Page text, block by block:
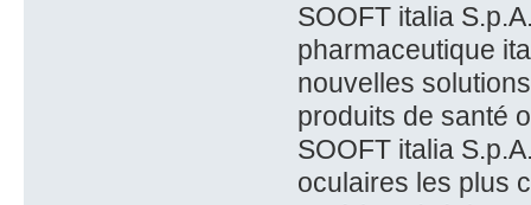
SOOFT italia
pharmaceutique
nouvelles
produits de santé
SOOFT italia
oculaires les plus